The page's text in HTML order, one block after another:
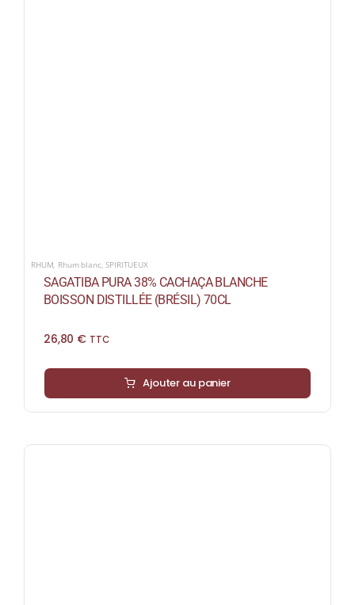
RHUM, Rhum blanc,SPIRITUEUX
SAGATIBA PURA 38% CACHAÇA BLANCHE
BOISSON DISTILLÉE (BRÉSIL) 70CL
26,80 € TTC
Ajouter au panier